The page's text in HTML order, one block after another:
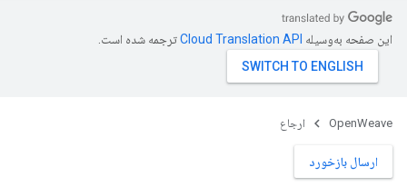
این صفحه به‌وسیله ترجمه شده است.
OpenWeave ارجاع
ارسال بازخورد